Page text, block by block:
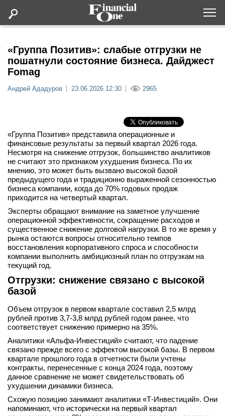
Мероприятия
Новости
вконтакте
телеграм
Стать автором
Вход
«Группа Позитив»: слабые отгрузки не
пошатнули состояние бизнеса. Дайджест
Fomag
Андрей Ададуров 23.06.2026 12:30 2965
«Группа Позитив» представила операционные и
финансовые результаты за первый квартал 2026 года.
Несмотря на снижение отгрузок, большинство аналитиков
не считают это признаком ухудшения бизнеса. По их
мнению, это может быть вызвано высокой базой
предыдущего года и традиционно выраженной сезонностью
бизнеса компании, когда до 70% годовых продаж
приходится на четвертый квартал.
Эксперты обращают внимание на заметное улучшение
операционной эффективности, сокращение расходов и
существенное снижение долговой нагрузки. В то же время у
рынка остаются вопросы относительно темпов
восстановления корпоративного спроса и способности
компании выполнить амбициозный план по отгрузкам на
текущий год.
Отгрузки: снижение связано с высокой
базой
Объем отгрузок в первом квартале составил 2,5 млрд
рублей против 3,7-3,8 млрд рублей годом ранее, что
соответствует снижению примерно на 35%.
Аналитики «Альфа-Инвестиций» считают, что падение
связано прежде всего с эффектом высокой базы. В первом
квартале прошлого года в отчетности были учтены
контракты, перенесенные с конца 2024 года, поэтому
данное сравнение не может свидетельствовать об
ухудшении динамики бизнеса.
Схожую позицию занимают аналитики «Т-Инвестиций». Они
напоминают, что исторически на первый квартал